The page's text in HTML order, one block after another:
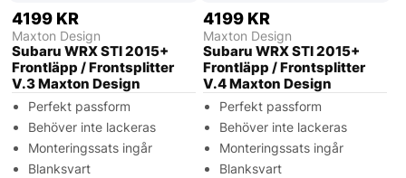
4199 KR
Maxton Design
Subaru WRX STI 2015+
Frontläpp / Frontsplitter
V.3 Maxton Design
Perfekt passform
Behöver inte lackeras
Monteringssats ingår
Blanksvart
4199 KR
Maxton Design
Subaru WRX STI 2015+
Frontläpp / Frontsplitter
V.4 Maxton Design
Perfekt passform
Behöver inte lackeras
Monteringssats ingår
Blanksvart